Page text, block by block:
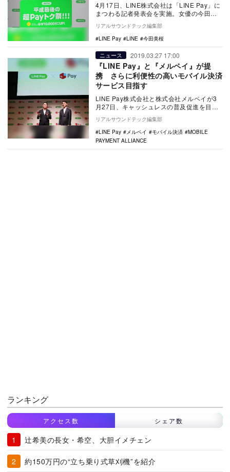
4月17日、LINE株式会社は「LINE Pay」に
まつわる記者発表会を実施。女優の今田美
桜がアンバサダーに就任したことを発表
し…
リアルサウンドテック編集部
LINE Pay
LINE 今田美桜
ニュース 2019.03.27 17:00
『LINE Pay』と『メルペイ』が提
携 さらに利便性の高いモバイル決済
サービス目指す
LINE Pay株式会社と株式会社メルペイが3
月27日、キャッシュレスの普及促進を目的
とした業務提携に関する基本合意書を締
結。2…
リアルサウンドテック編集部
LINE Pay
メルペイ モバイル決済
MOBILE
PAYMENT ALLIANCE
ランキング
アクセス数 シェア数
辻希美の長女・希空、大胆イメチェン
約150万円の“立ち乗り式草刈機”を紹介